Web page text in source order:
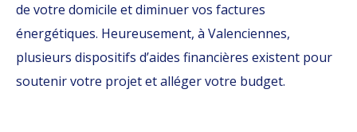
de votre domicile et diminuer vos factures
énergétiques. Heureusement, à Valenciennes,
plusieurs dispositifs d’aides financières existent pour
soutenir votre projet et alléger votre budget.